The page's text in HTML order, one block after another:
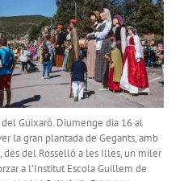
Guixaró. Diumenge dia 16 al
la gran plantada de Gegants, amb
des del Rosselló a les Illes, un miler
a l’Institut Escola Guillem de